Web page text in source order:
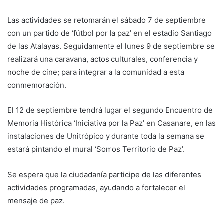
Las actividades se retomarán el sábado 7 de septiembre
con un partido de ‘fútbol por la paz’ en el estadio Santiago
de las Atalayas. Seguidamente el lunes 9 de septiembre se
realizará una caravana, actos culturales, conferencia y
noche de cine; para integrar a la comunidad a esta
conmemoración.
El 12 de septiembre tendrá lugar el segundo Encuentro de
Memoria Histórica ‘Iniciativa por la Paz’ en Casanare, en las
instalaciones de Unitrópico y durante toda la semana se
estará pintando el mural ‘Somos Territorio de Paz’.
Se espera que la ciudadanía participe de las diferentes
actividades programadas, ayudando a fortalecer el
mensaje de paz.